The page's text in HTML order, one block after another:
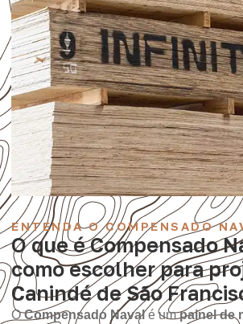
ENTENDA O COMPENSADO
O que é Compensado
como escolher para
Canindé de São
OCompensado Navalé umpainel de